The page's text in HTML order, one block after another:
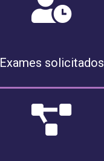
Exames solicitados